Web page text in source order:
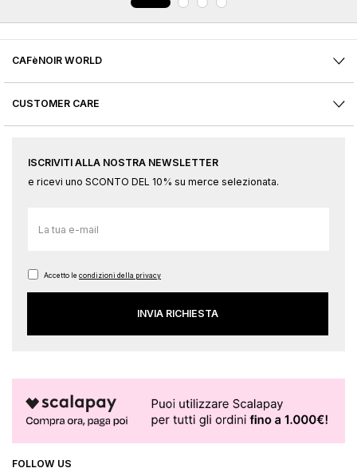
CAFèNOIR WORLD
CUSTOMER CARE
FOLLOW US
ISCRIVITI ALLA NOSTRA NEWSLETTER
e ricevi uno SCONTO DEL 10% su merce selezionata.
alla
Newsletter:
Accetto le condizioni della privacy
INVIA RICHIESTA